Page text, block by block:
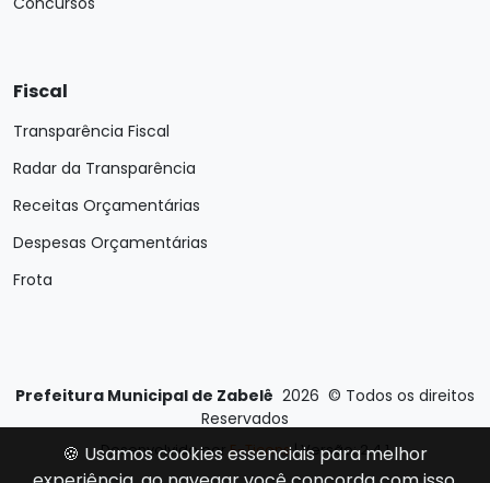
Fiscal
Transparência Fiscal
Radar da Transparência
Receitas Orçamentárias
Despesas Orçamentárias
Frota
Prefeitura Municipal de Zabelê 2026 © Todos os direitos
Reservados
Desenvolvido porE-Ticons| Versão: 2.4.1
🍪 Usamos cookies essenciais para melhor